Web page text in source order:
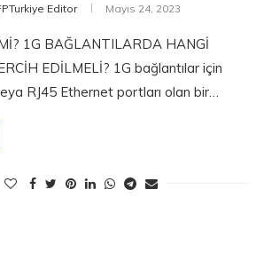
Editor Mayıs 24, 2023
1G BAĞLANTILARDA HANGİ
EDİLMELİ? 1G bağlantılar için
RJ45 Ethernet portları olan bir…